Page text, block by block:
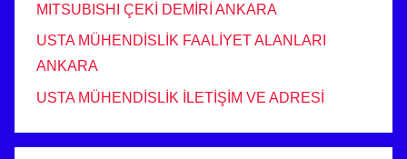
MITSUBISHI ÇEKİ DEMİRİ ANKARA
USTA MÜHENDİSLİK FAALİYET ALANLARI
ANKARA
USTA MÜHENDİSLİK İLETİŞİM VE ADRESİ